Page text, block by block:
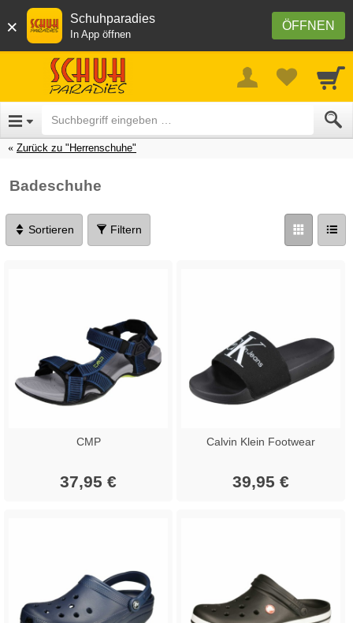
× ÖFFNEN
Schuhparadies
In App öffnen
Zurück zu "Herrenschuhe"
Badeschuhe
Sortieren Filtern
CMP
37,95 €
Calvin Klein Footwear
39,95 €